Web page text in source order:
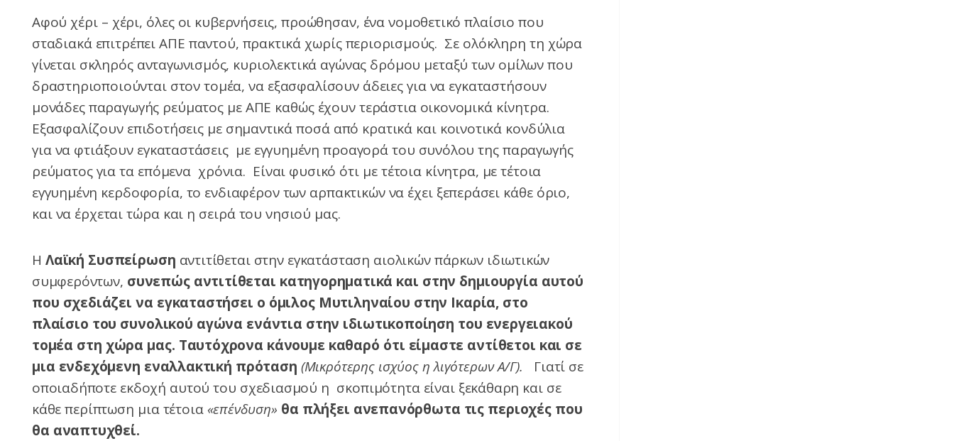
Αφού χέρι – χέρι, όλες οι κυβερνήσεις, προώθησαν, ένα νομοθετικό πλαίσιο που
σταδιακά επιτρέπει ΑΠΕ παντού, πρακτικά χωρίς περιορισμούς. Σε ολόκληρη τη χώρα
γίνεται σκληρός ανταγωνισμός, κυριολεκτικά αγώνας δρόμου μεταξύ των ομίλων που
δραστηριοποιούνται στον τομέα, να εξασφαλίσουν άδειες για να εγκαταστήσουν
μονάδες παραγωγής ρεύματος με ΑΠΕ καθώς έχουν τεράστια οικονομικά κίνητρα.
Εξασφαλίζουν επιδοτήσεις με σημαντικά ποσά από κρατικά και κοινοτικά κονδύλια
για να φτιάξουν εγκαταστάσεις με εγγυημένη προαγορά του συνόλου της παραγωγής
ρεύματος για τα επόμενα χρόνια. Είναι φυσικό ότι με τέτοια κίνητρα, με τέτοια
εγγυημένη κερδοφορία, το ενδιαφέρον των αρπακτικών να έχει ξεπεράσει κάθε όριο,
και να έρχεται τώρα και η σειρά του νησιού μας.
Η Λαϊκή Συσπείρωση αντιτίθεται στην εγκατάσταση αιολικών πάρκων ιδιωτικών
συμφερόντων, συνεπώς αντιτίθεται κατηγορηματικά και στην δημιουργία αυτού
που σχεδιάζει να εγκαταστήσει ο όμιλος Μυτιληναίου στην Ικαρία, στο
πλαίσιο του συνολικού αγώνα ενάντια στην ιδιωτικοποίηση του ενεργειακού
τομέα στη χώρα μας. Ταυτόχρονα κάνουμε καθαρό ότι είμαστε αντίθετοι και σε
μια ενδεχόμενη εναλλακτική πρόταση (Μικρότερης ισχύος η λιγότερων Α/Γ).
Γιατί σε
οποιαδήποτε εκδοχή αυτού του σχεδιασμού η σκοπιμότητα είναι ξεκάθαρη και σε
κάθε περίπτωση μια τέτοια «επένδυση» θα πλήξει ανεπανόρθωτα τις περιοχές που
θα αναπτυχθεί.